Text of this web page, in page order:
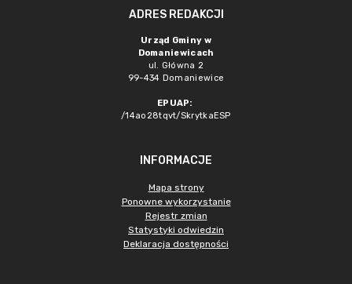
ADRES REDAKCJI
Urząd Gminy w
Domaniewicach
ul. Główna 2
99-434 Domaniewice
EPUAP:
/14ao28tqvt/SkrytkaESP
INFORMACJE
Mapa strony
Ponowne wykorzystanie
Rejestr zmian
Statystyki odwiedzin
Deklaracja dostępności